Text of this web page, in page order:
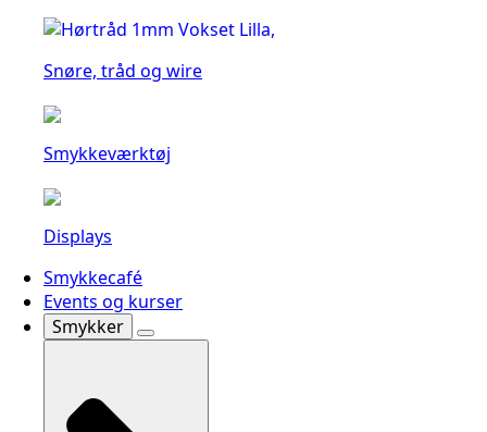
Snøre, tråd og wire
Smykkeværktøj
Displays
Smykkecafé
Events og kurser
Smykker